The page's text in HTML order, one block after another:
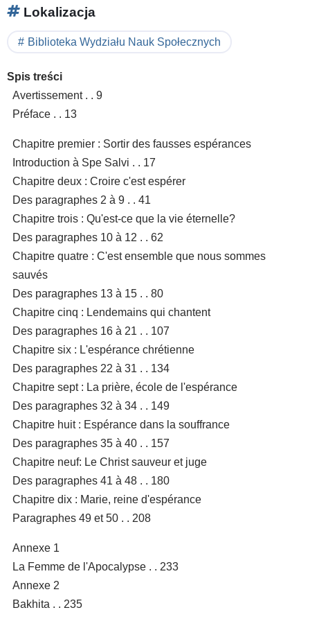
Lokalizacja
Biblioteka Wydziału Nauk Społecznych
Spis treści
Avertissement . . 9
Préface . . 13
Chapitre premier : Sortir des fausses espérances
Introduction à Spe Salvi . . 17
Chapitre deux : Croire c'est espérer
Des paragraphes 2 à 9 . . 41
Chapitre trois : Qu'est-ce que la vie éternelle?
Des paragraphes 10 à 12 . . 62
Chapitre quatre : C'est ensemble que nous sommes
sauvés
Des paragraphes 13 à 15 . . 80
Chapitre cinq : Lendemains qui chantent
Des paragraphes 16 à 21 . . 107
Chapitre six : L'espérance chrétienne
Des paragraphes 22 à 31 . . 134
Chapitre sept : La prière, école de l'espérance
Des paragraphes 32 à 34 . . 149
Chapitre huit : Espérance dans la souffrance
Des paragraphes 35 à 40 . . 157
Chapitre neuf: Le Christ sauveur et juge
Des paragraphes 41 à 48 . . 180
Chapitre dix : Marie, reine d'espérance
Paragraphes 49 et 50 . . 208
Annexe 1
La Femme de l'Apocalypse . . 233
Annexe 2
Bakhita . . 235